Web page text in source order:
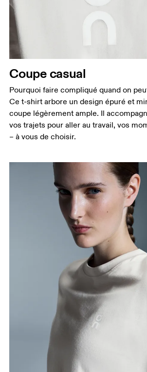
Coupe casual
Pourquoi faire compliqué quand on
Ce t-shirt arbore un design épuré et
coupe légèrement ample. Il
vos trajets pour aller au travail, vos
– à vous de choisir.